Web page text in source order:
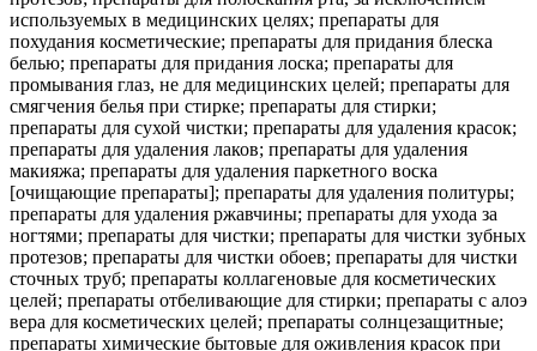
используемых в медицинских целях; препараты для
похудания косметические; препараты для придания блеска
белью; препараты для придания лоска; препараты для
промывания глаз, не для медицинских целей; препараты для
смягчения белья при стирке; препараты для стирки;
препараты для сухой чистки; препараты для удаления красок;
препараты для удаления лаков; препараты для удаления
макияжа; препараты для удаления паркетного воска
[очищающие препараты]; препараты для удаления политуры;
препараты для удаления ржавчины; препараты для ухода за
ногтями; препараты для чистки; препараты для чистки зубных
протезов; препараты для чистки обоев; препараты для чистки
сточных труб; препараты коллагеновые для косметических
целей; препараты отбеливающие для стирки; препараты с алоэ
вера для косметических целей; препараты солнцезащитные;
препараты химические бытовые для оживления красок при